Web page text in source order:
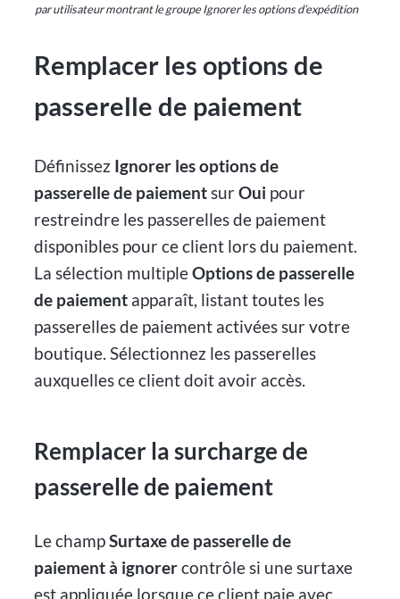
par utilisateur montrant le groupe Ignorer les options d’expédition
Remplacer les options de
passerelle de paiement
Définissez Ignorer les options de
passerelle de paiementsurOui pour
restreindre les passerelles de paiement
disponibles pour ce client lors du paiement.
La sélection multipleOptions de passerelle
de paiement apparaît, listant toutes les
passerelles de paiement activées sur votre
boutique. Sélectionnez les passerelles
auxquelles ce client doit avoir accès.
Remplacer la surcharge de
passerelle de paiement
Le champSurtaxe de passerelle de
paiement à ignorercontrôle si une surtaxe
est appliquée lorsque ce client paie avec